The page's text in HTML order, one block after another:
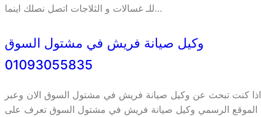
للـ غسالات و الثلاجات اتصل نصلك اينما…
وكيل صيانة فريش في مشتول السوق
01093055835
اذا كنت تبحث عن وكيل صيانة فريش في مشتول السوق الان وعبر
الموقع الرسمي وكيل صيانة فريش في مشتول السوق تعرف على